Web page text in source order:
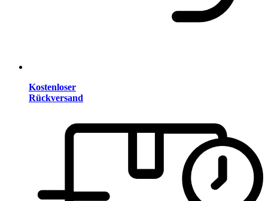
Kostenloser
Rückversand